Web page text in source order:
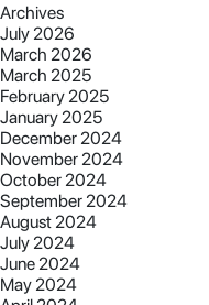
Archives
July 2026
March 2026
March 2025
February 2025
January 2025
December 2024
November 2024
October 2024
September 2024
August 2024
July 2024
June 2024
May 2024